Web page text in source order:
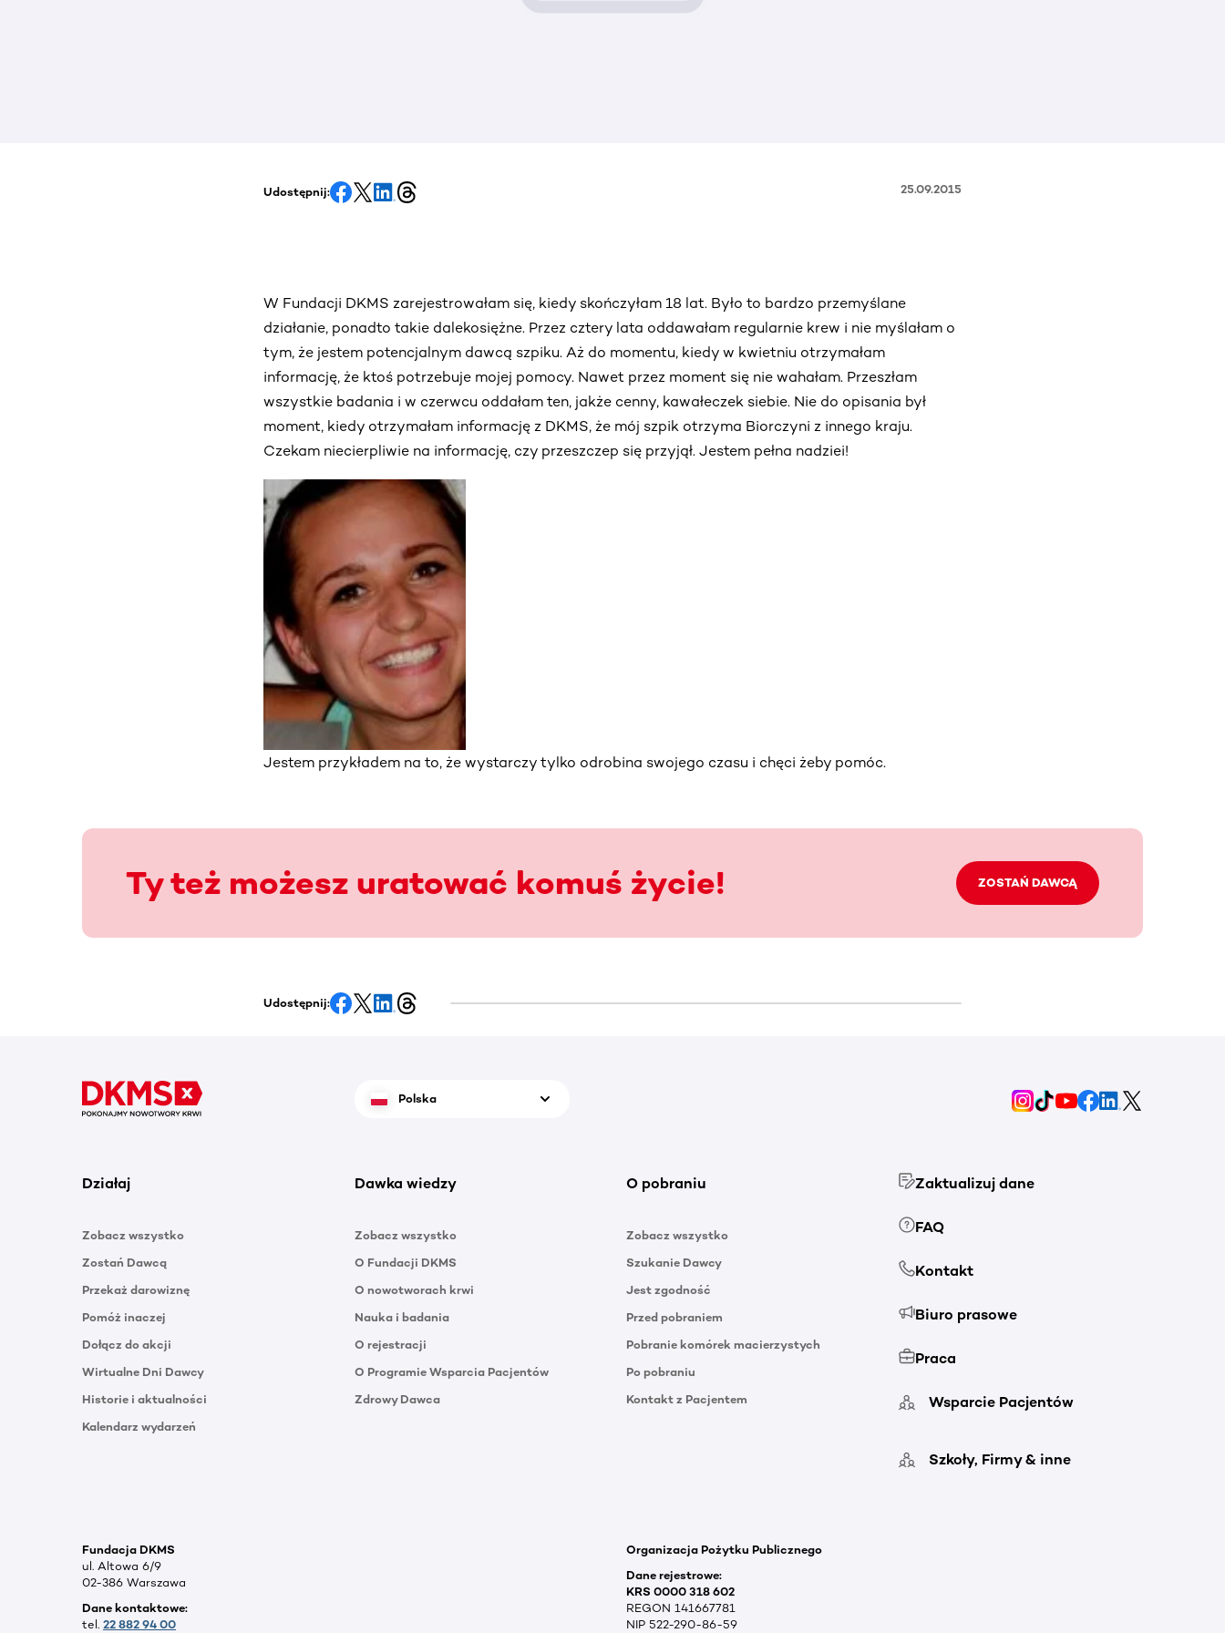
Udostępnij: 25.09.2015
W Fundacji DKMS zarejestrowałam się, kiedy skończyłam 18 lat. Było to bardzo przemyślane
działanie, ponadto takie dalekosiężne. Przez cztery lata oddawałam regularnie krew i nie myślałam o
tym, że jestem potencjalnym dawcą szpiku. Aż do momentu, kiedy w kwietniu otrzymałam
informację, że ktoś potrzebuje mojej pomocy. Nawet przez moment się nie wahałam. Przeszłam
wszystkie badania i w czerwcu oddałam ten, jakże cenny, kawałeczek siebie. Nie do opisania był
moment, kiedy otrzymałam informację z DKMS, że mój szpik otrzyma Biorczyni z innego kraju.
Czekam niecierpliwie na informację, czy przeszczep się przyjął. Jestem pełna nadziei!
Jestem przykładem na to, że wystarczy tylko odrobina swojego czasu i chęci żeby pomóc.
Ty też możesz uratować komuś życie! ZOSTAŃ DAWCĄ
Udostępnij:
Polska
Działaj
Zobacz wszystko
Zostań Dawcą
Przekaż darowiznę
Pomóż inaczej
Dołącz do akcji
Wirtualne Dni Dawcy
Historie i aktualności
Kalendarz wydarzeń
Dawka wiedzy
Zobacz wszystko
O Fundacji DKMS
O nowotworach krwi
Nauka i badania
O rejestracji
O Programie Wsparcia Pacjentów
Zdrowy Dawca
O pobraniu
Zobacz wszystko
Szukanie Dawcy
Jest zgodność
Przed pobraniem
Pobranie komórek macierzystych
Po pobraniu
Kontakt z Pacjentem
Zaktualizuj dane
FAQ
Kontakt
Biuro prasowe
Praca
Wsparcie Pacjentów
Szkoły, Firmy & inne
Fundacja DKMS
ul. Altowa 6/9
02-386 Warszawa
Dane kontaktowe:
tel. 22 882 94 00
Organizacja Pożytku Publicznego
Dane rejestrowe:
KRS 0000 318 602
REGON 141667781
NIP 522-290-86-59